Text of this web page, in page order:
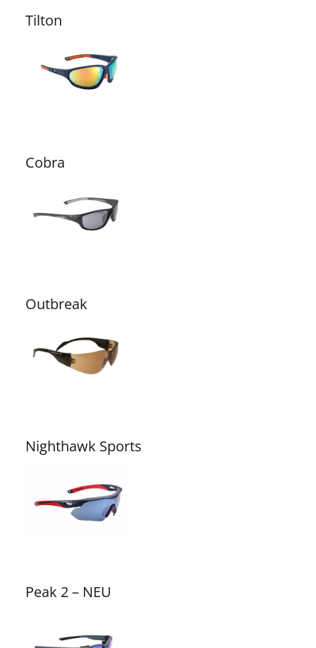
Tilton
Cobra
Outbreak
Nighthawk Sports
Peak 2 – NEU